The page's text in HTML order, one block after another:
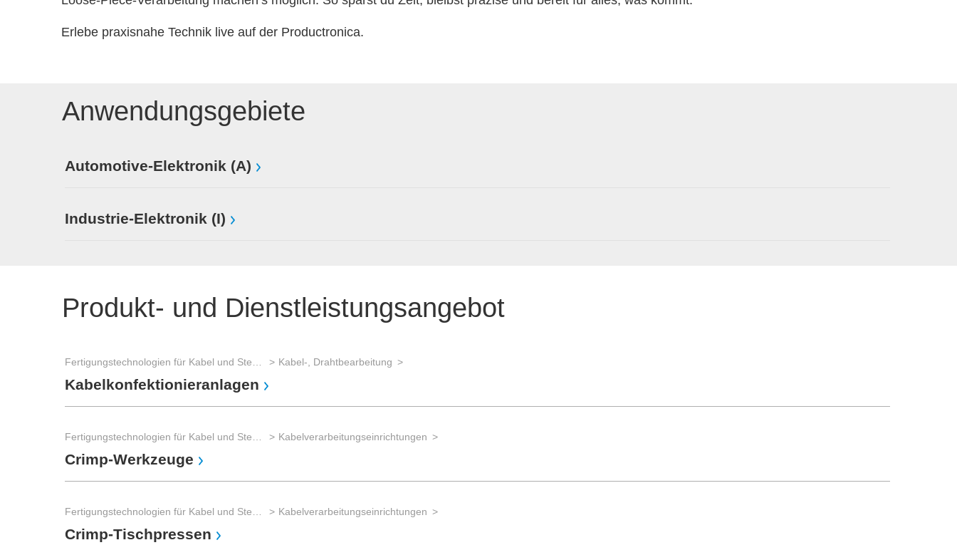
Erlebe praxisnahe Technik live auf der Productronica.
Anwendungsgebiete
Automotive-Elektronik (A)
Industrie-Elektronik (I)
Produkt- und Dienstleistungsangebot
Kabel-, Drahtbearbeitung
Kabelkonfektionieranlagen
Kabelverarbeitungseinrichtungen
Crimp-Werkzeuge
Kabelverarbeitungseinrichtungen
Crimp-Tischpressen